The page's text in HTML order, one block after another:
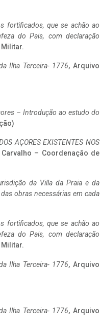
fortificados, que se achão ao
do Pais, com declaração
Ilha Terceira- 1776, Arquivo
– Introdução ao estudo do
AÇORES EXISTENTES NOS
– Coordenação de
da Villa da Praia e da
obras necessárias em cada
fortificados, que se achão ao
do Pais, com declaração
Ilha Terceira- 1776, Arquivo
Ilha Terceira- 1776, Arquivo